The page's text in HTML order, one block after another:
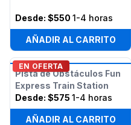
Desde: $550 1-4 horas
AÑADIR AL CARRITO
EN OFERTA
Pista de Obstáculos Fun
Express Train Station
Desde: $575 1-4 horas
AÑADIR AL CARRITO